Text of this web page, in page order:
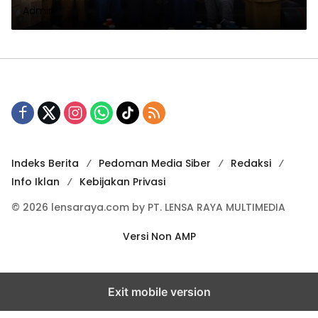
Bencana Di Bener Meriah
Admin
Indeks Berita Pedoman Media Siber
Redaksi
Info Iklan
Kebijakan Privasi
© 2026 lensaraya.com by PT. LENSA RAYA MULTIMEDIA
Versi Non AMP
Exit mobile version